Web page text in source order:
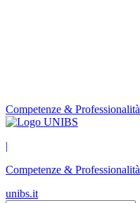
Competenze & Professionalità
|
Competenze & Professionalità
unibs.it